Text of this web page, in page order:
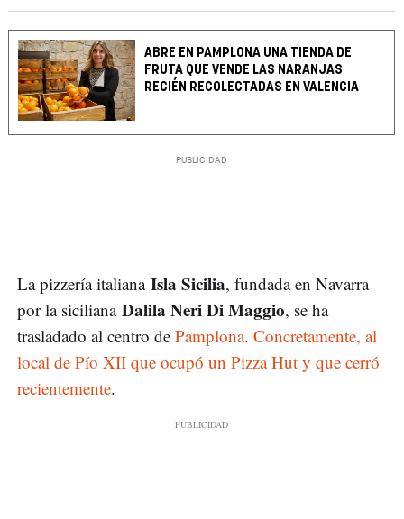
ABRE EN PAMPLONA UNA TIENDA DE
FRUTA QUE VENDE LAS NARANJAS
RECIÉN RECOLECTADAS EN VALENCIA
La pizzería italiana Isla Sicilia, fundada en Navarra
por la siciliana Dalila Neri Di Maggio, se ha
trasladado al centro de Pamplona. Concretamente, al
local de Pío XII que ocupó un Pizza Hut y que cerró
recientemente.